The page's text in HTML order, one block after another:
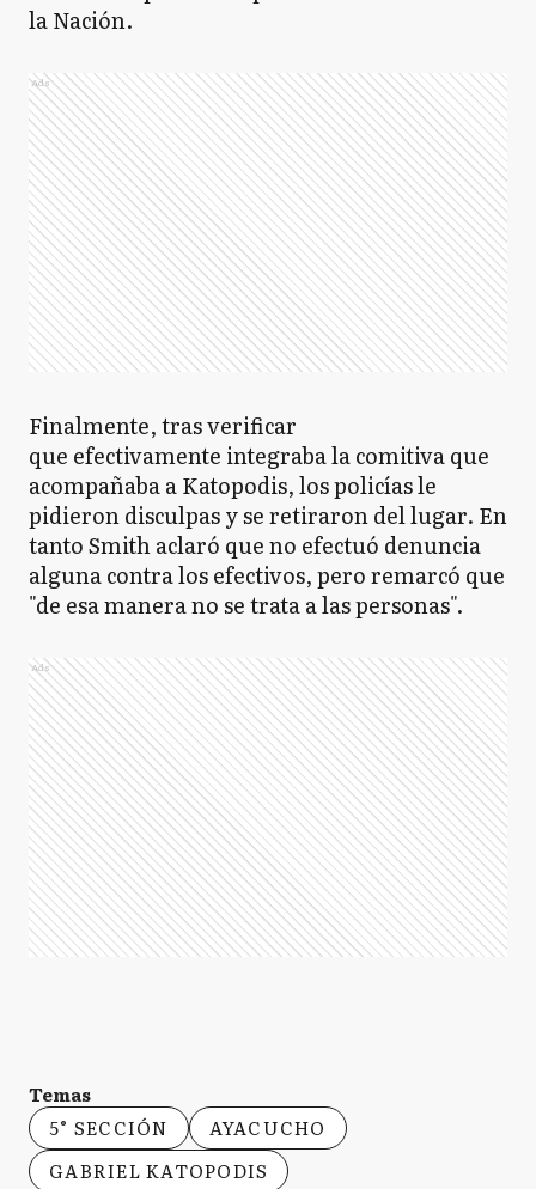
la Nación.
Ads
Finalmente, tras verificar
que efectivamente integraba la comitiva que
acompañaba a Katopodis, los policías le
pidieron disculpas y se retiraron del lugar. En
tanto Smith aclaró que no efectuó denuncia
alguna contra los efectivos, pero remarcó que
"de esa manera no se trata a las personas".
Ads
Temas
5° SECCIÓN
AYACUCHO
GABRIEL KATOPODIS